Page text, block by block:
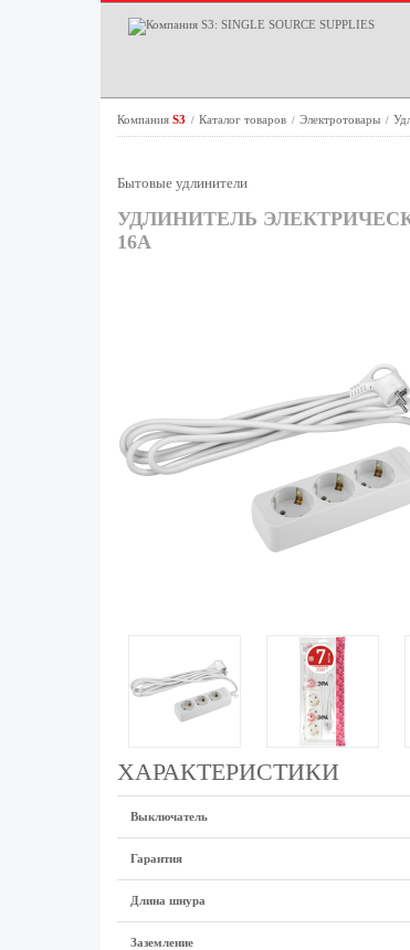
Компания S3 / Каталог товаров / Электротовары /
Бытовые удлинители
УДЛИНИТЕЛЬ
16А
ХАРАКТЕРИСТИКИ
Выключатель
Гарантия
Длина шнура
Заземление